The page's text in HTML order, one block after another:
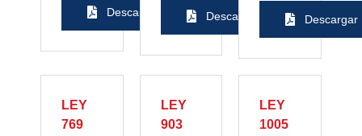
Descargar Descargar Descargar
LEY
769
LEY
903
LEY
1005